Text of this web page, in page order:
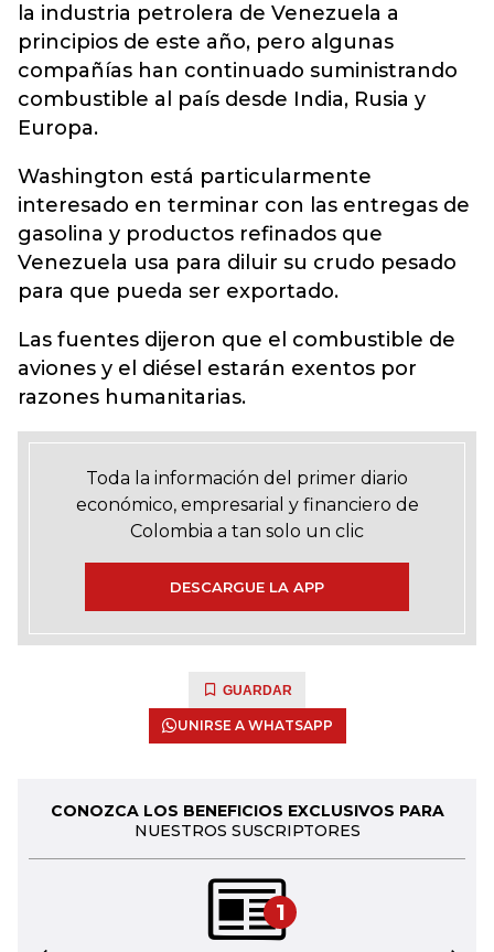
la industria petrolera de Venezuela a
principios de este año, pero algunas
compañías han continuado suministrando
combustible al país desde India, Rusia y
Europa.
Washington está particularmente
interesado en terminar con las entregas de
gasolina y productos refinados que
Venezuela usa para diluir su crudo pesado
para que pueda ser exportado.
Las fuentes dijeron que el combustible de
aviones y el diésel estarán exentos por
razones humanitarias.
Toda la información del primer diario
económico, empresarial y financiero de
Colombia a tan solo un clic
DESCARGUE LA APP
GUARDAR
UNIRSE A WHATSAPP
CONOZCA LOS BENEFICIOS EXCLUSIVOS PARA
NUESTROS SUSCRIPTORES
1